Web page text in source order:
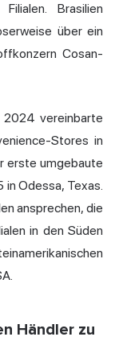
Brasilien
über ein
Cosan-
2024 vereinbarte
Stores in
erste umgebaute
Odessa, Texas.
ansprechen, die
in den Süden
Händler zu